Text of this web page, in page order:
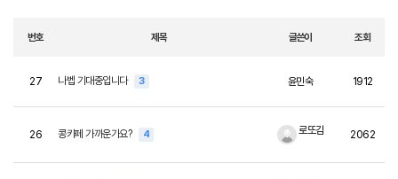
번호 제목 글쓴이 조회
27 나벱 기대중입니다 3 윤민숙 1912
26 콩카페 가까운가요? 4 로또김 2062